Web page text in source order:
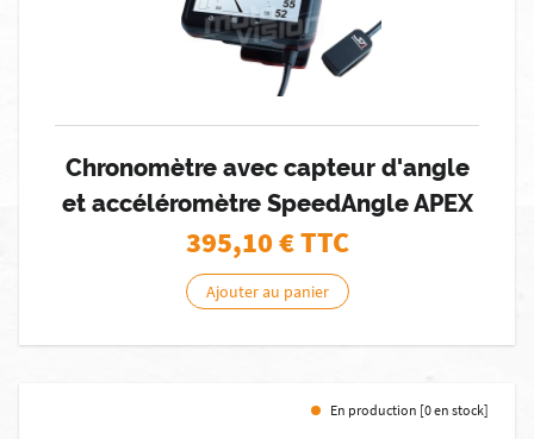
Chronomètre avec capteur d'angle
et accéléromètre SpeedAngle APEX
395,10€ TTC
Ajouter au panier
En production [0 en stock]